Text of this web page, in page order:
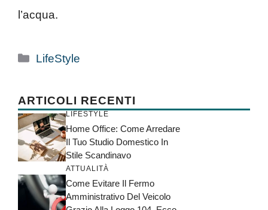
l’acqua.
Categorie
LifeStyle
ARTICOLI RECENTI
LIFESTYLE
Home Office: Come Arredare
Il Tuo Studio Domestico In
Stile Scandinavo
ATTUALITÀ
Come Evitare Il Fermo
Amministrativo Del Veicolo